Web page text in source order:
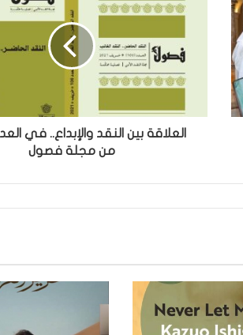
العلاقة بين النقد والإبداع.. في
من مجلة فصول